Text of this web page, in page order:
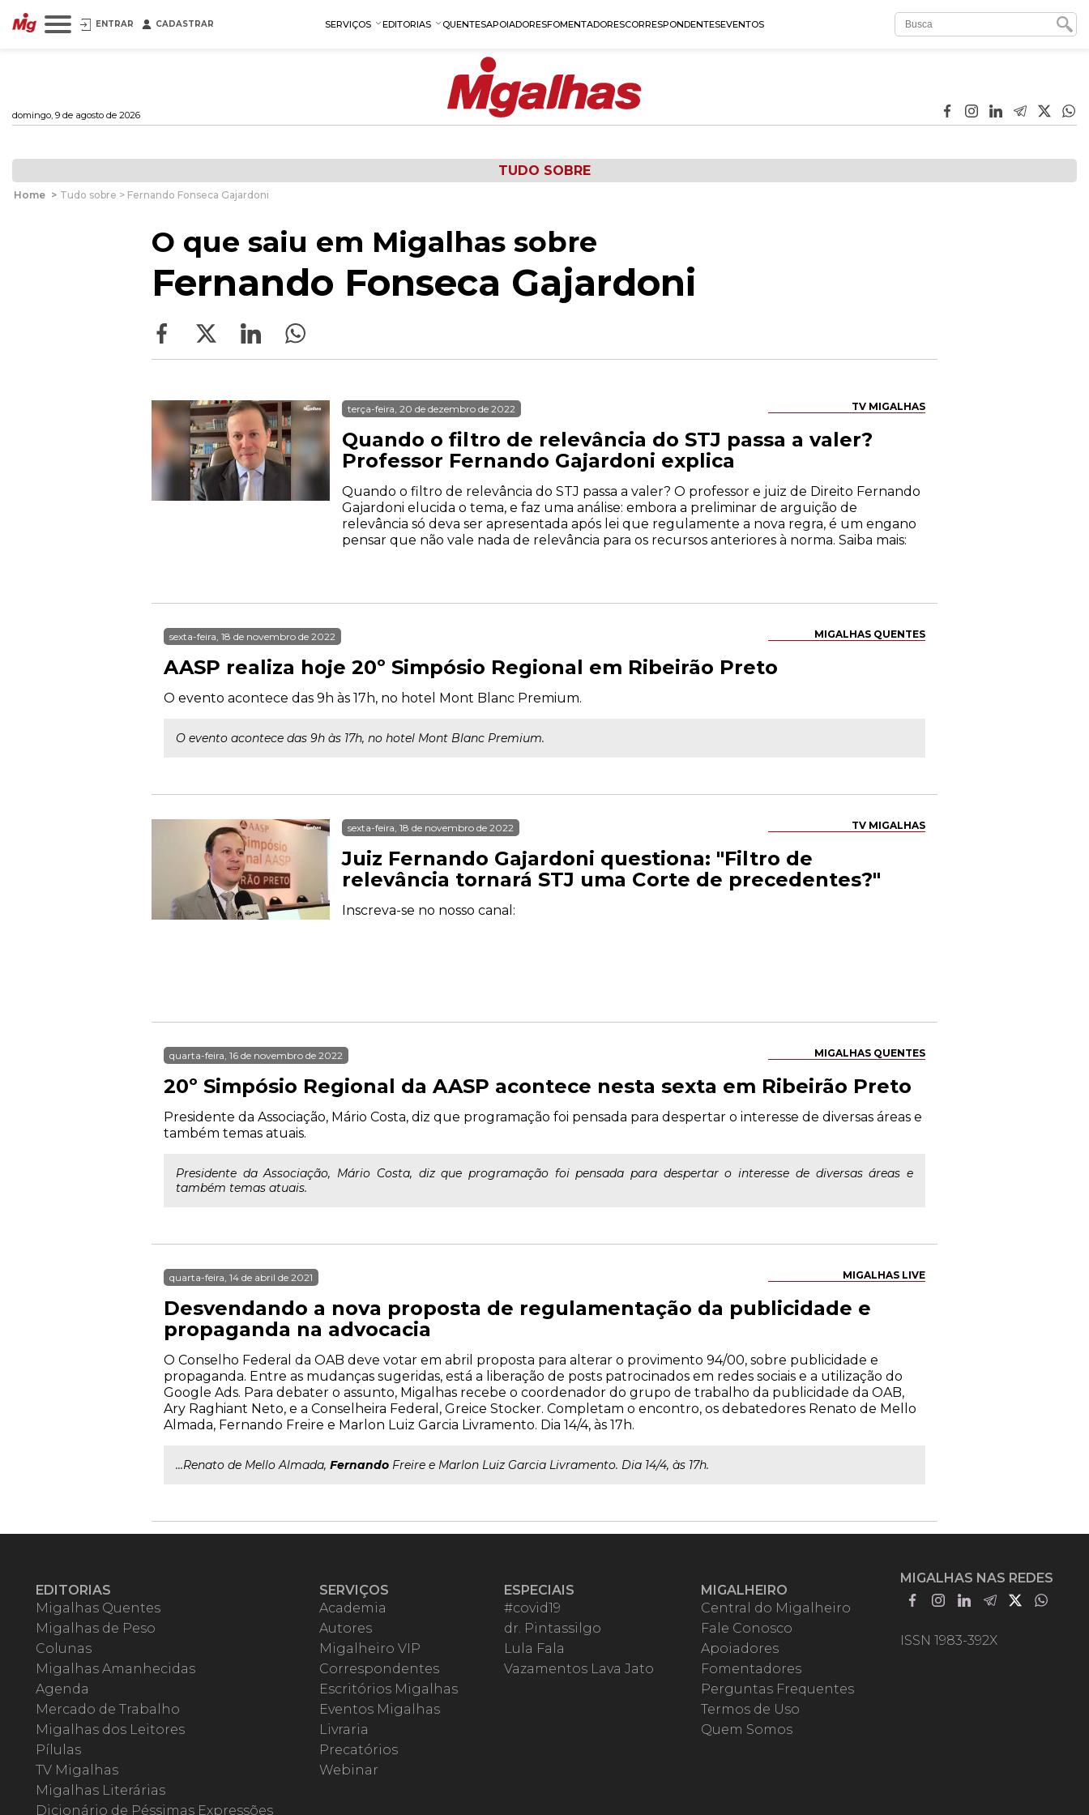
ENTRAR CADASTRAR SERVIÇOS EDITORIAS QUENTESAPOIADORESFOMENTADORESCORRESPONDENTESEVENTOS
domingo, 9 de agosto de 2026
TUDO SOBRE
Home > Tudo sobre > Fernando Fonseca Gajardoni
O que saiu em Migalhas sobre
Fernando Fonseca Gajardoni
TV MIGALHAS
terça-feira, 20 de dezembro de 2022
Quando o filtro de relevância do STJ passa a valer?
Professor Fernando Gajardoni explica
Quando o filtro de relevância do STJ passa a valer? O professor e juiz de Direito Fernando
Gajardoni elucida o tema, e faz uma análise: embora a preliminar de arguição de
relevância só deva ser apresentada após lei que regulamente a nova regra, é um engano
pensar que não vale nada de relevância para os recursos anteriores à norma. Saiba mais:
MIGALHAS QUENTES
sexta-feira, 18 de novembro de 2022
AASP realiza hoje 20º Simpósio Regional em Ribeirão Preto
O evento acontece das 9h às 17h, no hotel Mont Blanc Premium.
O evento acontece das 9h às 17h, no hotel Mont Blanc Premium.
TV MIGALHAS
sexta-feira, 18 de novembro de 2022
Juiz Fernando Gajardoni questiona: "Filtro de
relevância tornará STJ uma Corte de precedentes?"
Inscreva-se no nosso canal:
MIGALHAS QUENTES
quarta-feira, 16 de novembro de 2022
20º Simpósio Regional da AASP acontece nesta sexta em Ribeirão Preto
Presidente da Associação, Mário Costa, diz que programação foi pensada para despertar o interesse de diversas áreas e
também temas atuais.
Presidente da Associação, Mário Costa, diz que programação foi pensada para despertar o interesse de diversas áreas e
também temas atuais.
MIGALHAS LIVE
quarta-feira, 14 de abril de 2021
Desvendando a nova proposta de regulamentação da publicidade e
propaganda na advocacia
O Conselho Federal da OAB deve votar em abril proposta para alterar o provimento 94/00, sobre publicidade e
propaganda. Entre as mudanças sugeridas, está a liberação de posts patrocinados em redes sociais e a utilização do
Google Ads. Para debater o assunto, Migalhas recebe o coordenador do grupo de trabalho da publicidade da OAB,
Ary Raghiant Neto, e a Conselheira Federal, Greice Stocker. Completam o encontro, os debatedores Renato de Mello
Almada, Fernando Freire e Marlon Luiz Garcia Livramento. Dia 14/4, às 17h.
...Renato de Mello Almada, Fernando Freire e Marlon Luiz Garcia Livramento. Dia 14/4, às 17h.
EDITORIAS
Migalhas Quentes
Migalhas de Peso
Colunas
Migalhas Amanhecidas
Agenda
Mercado de Trabalho
Migalhas dos Leitores
Pílulas
TV Migalhas
Migalhas Literárias
Dicionário de Péssimas Expressões
SERVIÇOS
Academia
Autores
Migalheiro VIP
Correspondentes
Escritórios Migalhas
Eventos Migalhas
Livraria
Precatórios
Webinar
ESPECIAIS
#covid19
dr. Pintassilgo
Lula Fala
Vazamentos Lava Jato
MIGALHEIRO
Central do Migalheiro
Fale Conosco
Apoiadores
Fomentadores
Perguntas Frequentes
Termos de Uso
Quem Somos
MIGALHAS NAS REDES
ISSN 1983-392X